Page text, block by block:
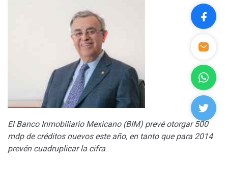
El Banco Inmobiliario Mexicano (BIM) prevé otorgar 500
mdp de créditos nuevos este año, en tanto que para 2014
prevén cuadruplicar la cifra